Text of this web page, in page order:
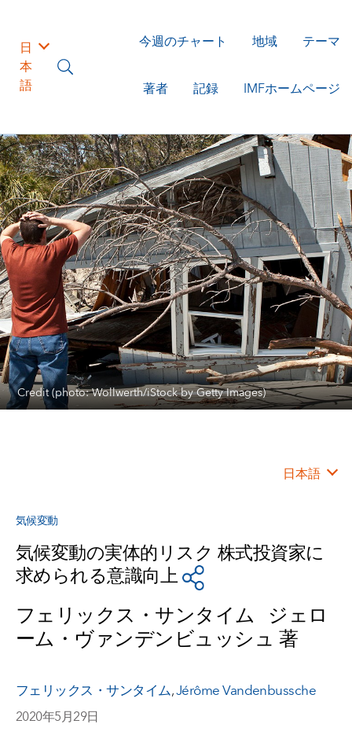
日
本
語
今週のチャート 地域 テーマ
著者 記録 IMFホームページ
Credit (photo: Wollwerth/iStock by Getty Images)
日本語
気候変動
気候変動の実体的リスク 株式投資家に
求められる意識向上
フェリックス・サンタイム ジェロ
ーム・ヴァンデンビュッシュ 著
フェリックス・サンタイム,Jérôme Vandenbussche
2020年5月29日